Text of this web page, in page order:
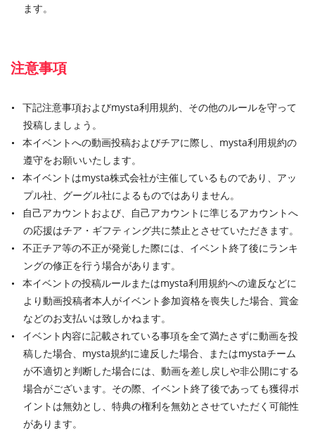
ます。
注意事項
下記注意事項およびmysta利用規約、その他のルールを守って
投稿しましょう。
本イベントへの動画投稿およびチアに際し、mysta利用規約の
遵守をお願いいたします。
本イベントはmysta株式会社が主催しているものであり、アッ
プル社、グーグル社によるものではありません。
自己アカウントおよび、自己アカウントに準じるアカウントへ
の応援はチア・ギフティング共に禁止とさせていただきます。
不正チア等の不正が発覚した際には、イベント終了後にランキ
ングの修正を行う場合があります。
本イベントの投稿ルールまたはmysta利用規約への違反などに
より動画投稿者本人がイベント参加資格を喪失した場合、賞金
などのお支払いは致しかねます。
イベント内容に記載されている事項を全て満たさずに動画を投
稿した場合、mysta規約に違反した場合、またはmystaチーム
が不適切と判断した場合には、動画を差し戻しや非公開にする
場合がございます。その際、イベント終了後であっても獲得ポ
イントは無効とし、特典の権利を無効とさせていただく可能性
があります。